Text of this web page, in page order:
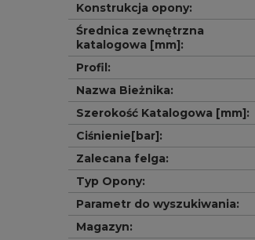
Konstrukcja opony:
Średnica zewnętrzna
katalogowa [mm]:
Profil:
Nazwa Bieżnika:
Szerokość Katalogowa [mm]:
Ciśnienie[bar]:
Zalecana felga:
Typ Opony:
Parametr do wyszukiwania:
Magazyn: